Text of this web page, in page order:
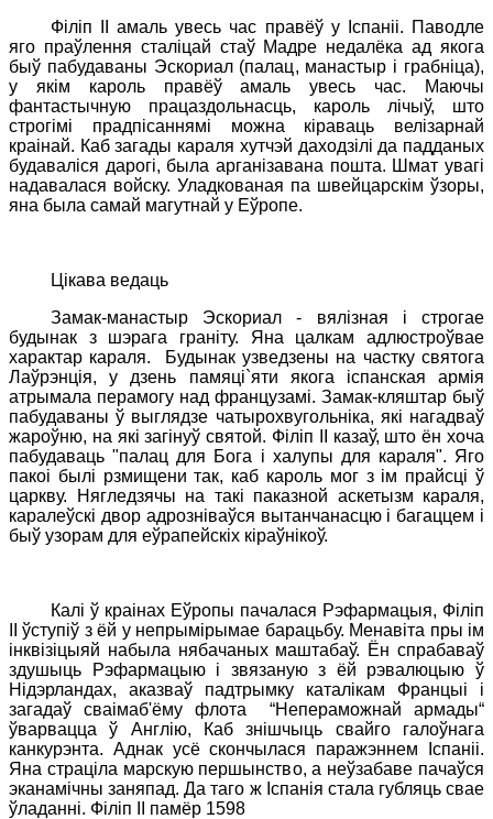
Філіп II амаль увесь час правёў у Іспаніі. Паводле
яго праўлення сталіцай стаў Мадре недалёка ад якога
быў пабудаваны Эскориал (палац, манастыр і грабніца),
у якім кароль правёў амаль увесь час. Маючы
фантастычную працаздольнасць, кароль лічыў, што
строгімі прадпісаннямі можна кіраваць велізарнай
краінай. Каб загады караля хутчэй даходзілі да падданых
будаваліся дарогі, была арганізавана пошта. Шмат увагі
надавалася войску. Уладкованая па швейцарскім ўзоры,
яна была самай магутнай у Еўропе.
Цікава ведаць
Замак-манастыр Эскориал - вялізная і строгае
будынак з шэрага граніту. Яна цалкам адлюстроўвае
характар караля.
Будынак узведзены на частку святога
Лаўрэнція, у дзень памяці`яти якога іспанская армія
атрымала перамогу над французамі. Замак-кляштар быў
пабудаваны ў выглядзе чатырохвугольніка, які нагадваў
жароўню, на які загінуў святой. Філіп II казаў, што ён хоча
пабудаваць "палац для Бога і халупы для караля". Яго
пакоі былі рзмищени так, каб кароль мог з ім прайсці ў
царкву. Нягледзячы на такі паказной аскетызм караля,
каралеўскі двор адрозніваўся вытанчанасцю і багаццем і
быў узорам для еўрапейскіх кіраўнікоў.
Калі ў краінах Еўропы пачалася Рэфармацыя, Філіп
II ўступіў з ёй у непрымірымае барацьбу. Менавіта пры ім
інквізіцыяй набыла нябачаных маштабаў. Ён спрабаваў
здушыць Рэфармацыю і звязаную з ёй рэвалюцыю ў
Нідэрландах, аказваў падтрымку каталікам Францыі і
загадаў сваімаб'ёму флота “Непераможнай армады“
ўварвацца ў Англію, Каб знішчыць свайго галоўнага
канкурэнта. Аднак усё скончылася паражэннем Іспаніі.
Яна страціла марскую першынство, а неўзабаве пачаўся
эканамічны заняпад. Да таго ж Іспанія стала губляць свае
ўладанні. Філіп II памёр 1598